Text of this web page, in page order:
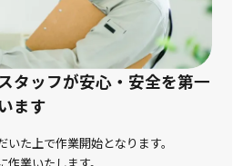
タッフが安心・安全を第一
ます
た上で作業開始となります。